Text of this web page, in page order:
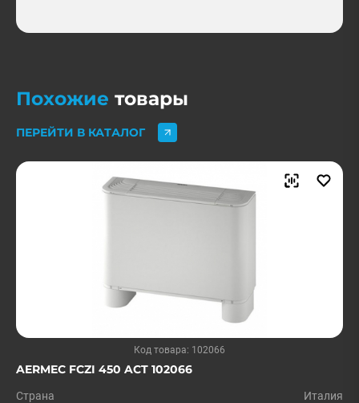
Похожие товары
ПЕРЕЙТИ В КАТАЛОГ
Код товара: 102066
AERMEC FCZI 450 ACT 102066
Страна
Италия